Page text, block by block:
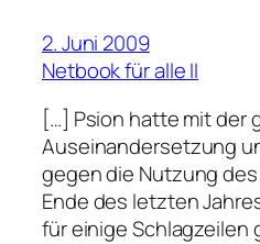
2. Juni 2009
Netbook für alle II
[…] Psion hatte mit der
Auseinandersetzung
gegen die Nutzung
Ende des letzten
für einige Schlagzeilen